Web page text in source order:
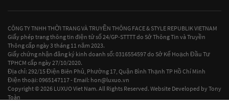
CÔNG TY TNHH THỜI TRANG VÀ TRUYỀN THÔNG FACE & STYLE REPUBLIK VIETNAM
Giấy phép trang thông tin điện tử số 24/GP-STTTT do Sở Thông Tin và Truyền
Thông cấp ngày 3 tháng 11 năm 2023.
Giấy chứng nhận đăng ký kinh doanh số: 0316554597 do Sở Kế Hoạch Đầu Tư
TPHCM cấp ngày 27/10/2020.
Địa chỉ: 292/15 Điện Biên Phủ, Phường 17, Quận Bình Thạnh TP Hồ Chí Minh
Điện thoại: 0965147117 - Email: hon@luxuo.vn
Copyright © 2026 LUXUO Viet Nam. All Rights Reserved. Website Developed byTony
Toàn